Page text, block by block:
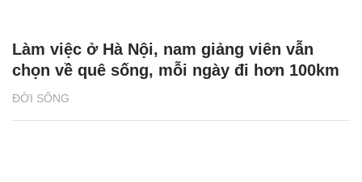
ĐỜI SỐNG
Làm việc ở Hà Nội, nam giảng viên vẫn
chọn về quê sống, mỗi ngày đi hơn 100km